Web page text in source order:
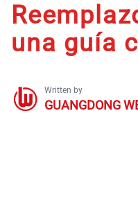
una guía
Written by
GUANGDONG